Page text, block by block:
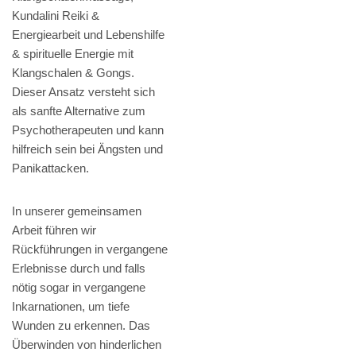
Kundalini Reiki &
Energiearbeit und Lebenshilfe
& spirituelle Energie mit
Klangschalen & Gongs.
Dieser Ansatz versteht sich
als sanfte Alternative zum
Psychotherapeuten und kann
hilfreich sein bei Ängsten und
Panikattacken.
In unserer gemeinsamen
Arbeit führen wir
Rückführungen in vergangene
Erlebnisse durch und falls
nötig sogar in vergangene
Inkarnationen, um tiefe
Wunden zu erkennen. Das
Überwinden von hinderlichen